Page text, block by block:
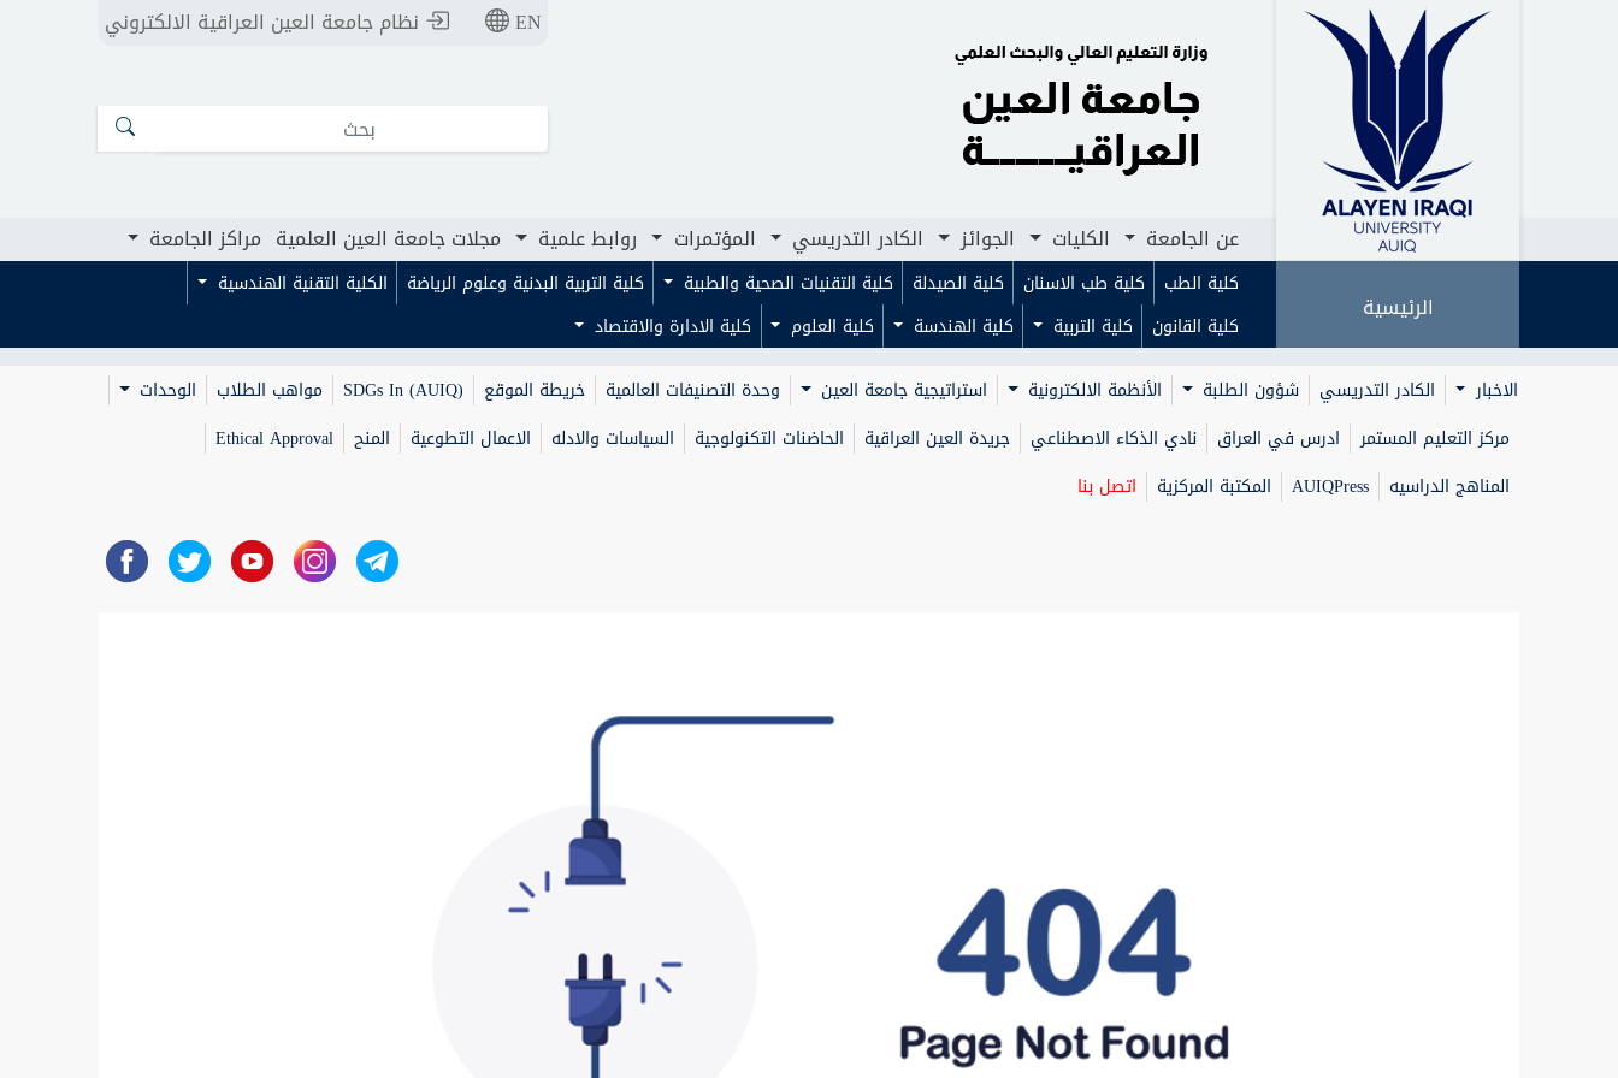
الرئيسية الكليات الجوائز الكادر التدريسي مجلات جامعة العين العلمية مراكز الجامعة
EN نظام جامعة العين العراقية الالكتروني
عن الجامعة الكليات الجوائز الكادر التدريسي المؤتمرات روابط علمية مجلات جامعة العين العلمية مراكز الجامعة
الرئيسية
كلية الطب كلية طب الاسنان كلية الصيدلة كلية التقنيات الصحية والطبية كلية التربية البدنية وعلوم الرياضة
الكلية التقنية الهندسية
كلية القانون
كلية التربية كلية الهندسة كلية العلوم
كلية الادارة والاقتصاد
الاخبار
الكادر التدريسي شؤون الطلبة الأنظمة الالكترونية استراتيجية جامعة العين وحدة التصنيفات العالمية خريطة الموقع SDGs In (AUIQ) مواهب الطلاب
الوحدات
مركز التعليم المستمر
ادرس في العراق نادي الذكاء الاصطناعي جريدة العين العراقية الحاضنات التكنولوجية السياسات والادله الاعمال التطوعية المنح
Ethical Approval
المناهج الدراسيه
AUIQPress المكتبة المركزية اتصل بنا